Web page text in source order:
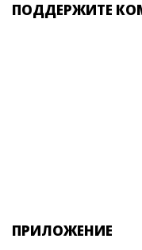
ПОДДЕРЖИТЕ
ПРИЛОЖЕНИЕ